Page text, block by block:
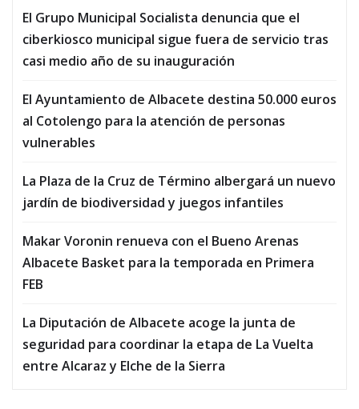
El Grupo Municipal Socialista denuncia que el
ciberkiosco municipal sigue fuera de servicio tras
casi medio año de su inauguración
El Ayuntamiento de Albacete destina 50.000 euros
al Cotolengo para la atención de personas
vulnerables
La Plaza de la Cruz de Término albergará un nuevo
jardín de biodiversidad y juegos infantiles
Makar Voronin renueva con el Bueno Arenas
Albacete Basket para la temporada en Primera
FEB
La Diputación de Albacete acoge la junta de
seguridad para coordinar la etapa de La Vuelta
entre Alcaraz y Elche de la Sierra